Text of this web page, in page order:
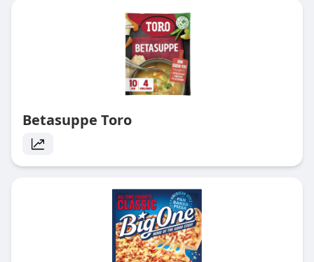
Betasuppe Toro